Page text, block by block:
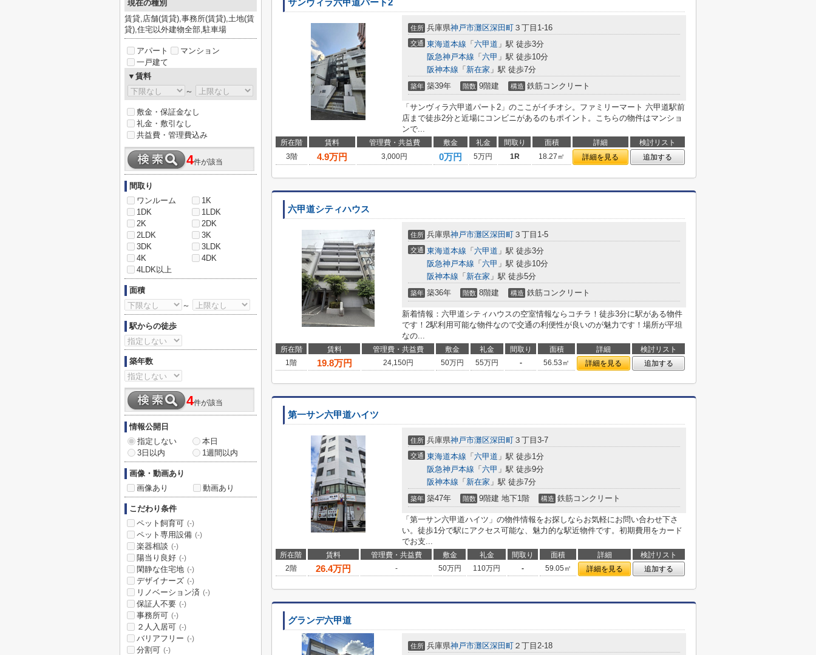
サンヴィラ六甲道パート2
住所 兵庫県神戸市灘区深田町 ３丁目1-16
交通 東海道本線 「 六甲道 」駅 徒歩3分
阪急神戸本線 「 六甲 」駅 徒歩10分
阪神本線 「 新在家 」駅 徒歩7分
築年 築39年 階数 9階建 構造 鉄筋コンクリート
「サンヴィラ六甲道パート2」のここがイチオシ。ファミリーマート 六甲道駅前
店まで徒歩2分と近場にコンビニがあるのもポイント。こちらの物件はマンショ
ンで...
所在階 賃料 管理費・共益費 敷金 礼金 間取り 面積 詳細
検討リスト
3階
4.9万円 3,000円 0万円 5万円 1R 18.27㎡ 詳細を見る 追加する
六甲道シティハウス
住所 兵庫県神戸市灘区深田町 ３丁目1-5
交通 東海道本線 「 六甲道 」駅 徒歩3分
阪急神戸本線 「 六甲 」駅 徒歩10分
阪神本線 「 新在家 」駅 徒歩5分
築年 築36年 階数 8階建 構造 鉄筋コンクリート
新着情報：六甲道シティハウスの空室情報ならコチラ！徒歩3分に駅がある物件
です！2駅利用可能な物件なので交通の利便性が良いのが魅力です！場所が平坦
なの...
所在階 賃料 管理費・共益費 敷金 礼金 間取り 面積 詳細
検討リスト
1階
19.8万円 24,150円 50万円 55万円 - 56.53㎡ 詳細を見る 追加する
第一サン六甲道ハイツ
住所 兵庫県神戸市灘区深田町 ３丁目3-7
交通 東海道本線 「 六甲道 」駅 徒歩1分
阪急神戸本線 「 六甲 」駅 徒歩9分
阪神本線 「 新在家 」駅 徒歩7分
築年 築47年 階数 9階建 地下1階 構造 鉄筋コンクリート
「第一サン六甲道ハイツ」の物件情報をお探しならお気軽にお問い合わせ下さ
い。徒歩1分で駅にアクセス可能な、魅力的な駅近物件です。初期費用をカード
でお支...
所在階 賃料 管理費・共益費 敷金 礼金 間取り 面積 詳細
検討リスト
2階
26.4万円 - 50万円 110万円 - 59.05㎡ 詳細を見る 追加する
グランデ六甲道
住所 兵庫県神戸市灘区深田町 ２丁目2-18
現在の種別
賃貸,店舗(賃貸),事務所(賃貸),土地(賃
貸),住宅以外建物全部,駐車場
アパート
マンション
一戸建て
▼賃料
～
敷金・保証金なし
礼金・敷引なし
共益費・管理費込み
4件が該当
間取り
ワンルーム
1K
1DK
1LDK
2K
2DK
2LDK
3K
3DK
3LDK
4K
4DK
4LDK以上
面積
～
駅からの徒歩
築年数
4件が該当
情報公開日
指定しない
本日
3日以内
1週間以内
画像・動画あり
画像あり
動画あり
こだわり条件
ペット飼育可 (-)
ペット専用設備 (-)
楽器相談 (-)
陽当り良好 (-)
閑静な住宅地 (-)
デザイナーズ (-)
リノベーション済 (-)
保証人不要 (-)
事務所可 (-)
２人入居可 (-)
バリアフリー (-)
分割可 (-)